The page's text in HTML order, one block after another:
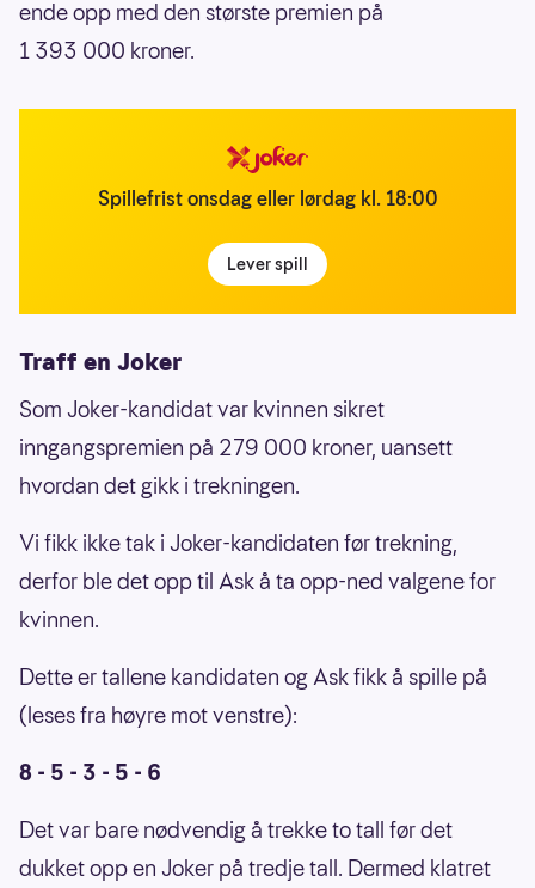
ende opp med den største premien på
1 393 000 kroner.
Spillefrist onsdag eller lørdag kl. 18:00
Lever spill
Traff en Joker
Som Joker-kandidat var kvinnen sikret
inngangspremien på 279 000 kroner, uansett
hvordan det gikk i trekningen.
Vi fikk ikke tak i Joker-kandidaten før trekning,
derfor ble det opp til Ask å ta opp-ned valgene for
kvinnen.
Dette er tallene kandidaten og Ask fikk å spille på
(leses fra høyre mot venstre):
8 - 5 - 3 - 5 - 6
Det var bare nødvendig å trekke to tall før det
dukket opp en Joker på tredje tall. Dermed klatret